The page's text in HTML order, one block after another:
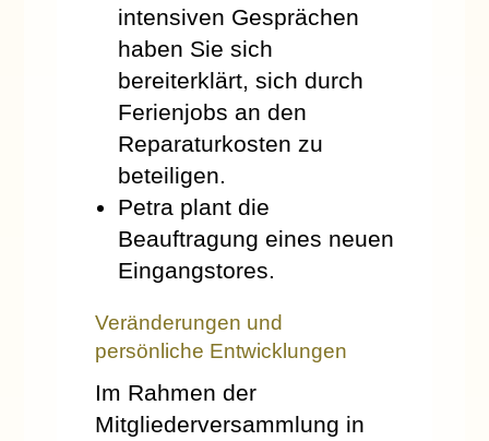
intensiven Gesprächen
haben Sie sich
bereiterklärt, sich durch
Ferienjobs an den
Reparaturkosten zu
beteiligen.
Petra plant die
Beauftragung eines neuen
Eingangstores.
Veränderungen und
persönliche Entwicklungen
Im Rahmen der
Mitgliederversammlung in